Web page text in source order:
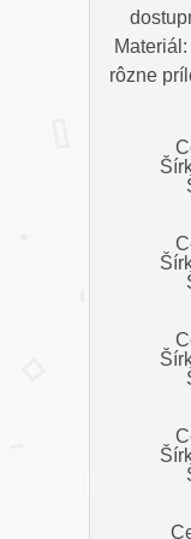
rôzne